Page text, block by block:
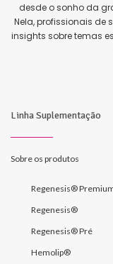
desde o sonho da
Nela, profissionais de
insights sobre temas
Linha Suplementação
Sobre os produtos
Regenesis®
Regenesis®
Regenesis® Pré
Hemolip®